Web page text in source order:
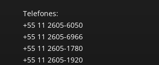
Telefones:
+55 11 2605-6050
+55 11 2605-6966
+55 11 2605-1780
+55 11 2605-1920